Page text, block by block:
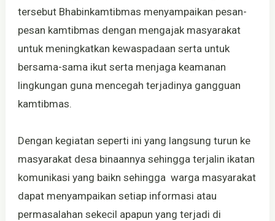
tersebut Bhabinkamtibmas menyampaikan pesan-
pesan kamtibmas dengan mengajak masyarakat
untuk meningkatkan kewaspadaan serta untuk
bersama-sama ikut serta menjaga keamanan
lingkungan guna mencegah terjadinya gangguan
kamtibmas.
Dengan kegiatan seperti ini yang langsung turun ke
masyarakat desa binaannya sehingga terjalin ikatan
komunikasi yang baikn sehingga warga masyarakat
dapat menyampaikan setiap informasi atau
permasalahan sekecil apapun yang terjadi di